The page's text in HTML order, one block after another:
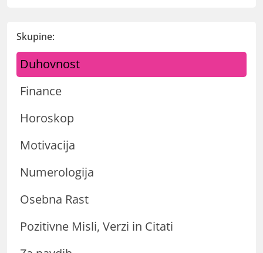
Skupine:
Duhovnost
Finance
Horoskop
Motivacija
Numerologija
Osebna Rast
Pozitivne Misli, Verzi in Citati